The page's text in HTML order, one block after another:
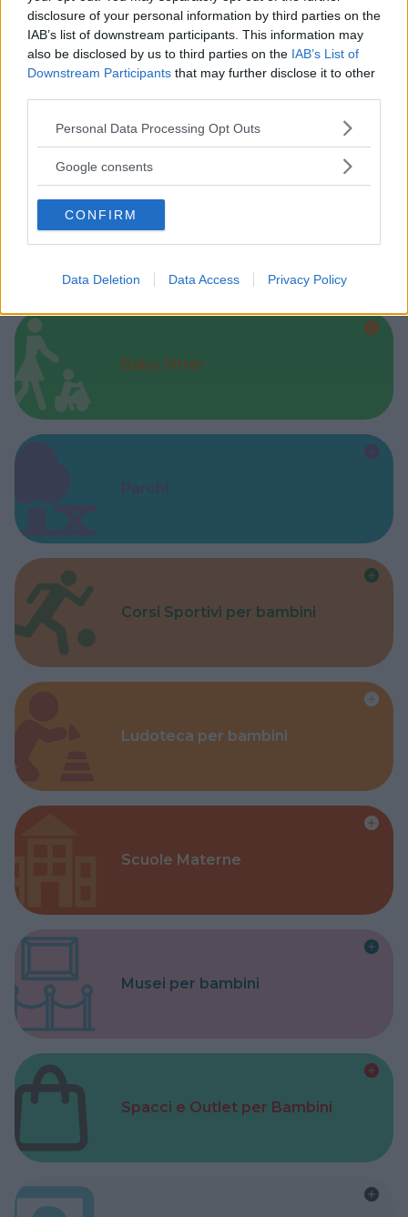
disclosure of your personal information by third parties on the
IAB’s list of downstream participants. This information may
also be disclosed by us to third parties on the IAB’s List of
Downstream Participants that may further disclose it to other
Please note that this website/app uses one or more Google
not limited to your visit or usage behaviour. You may click to
use your data for below specified purposes in below Google
consent section.
Personal Data Processing Opt Outs
Google consents
CONFIRM
Data Deletion Data Access Privacy Policy
Kinderheim
Baby Sitter
Parchi
Corsi Sportivi per bambini
Ludoteca per bambini
Scuole Materne
Musei per bambini
Spacci e Outlet per Bambini